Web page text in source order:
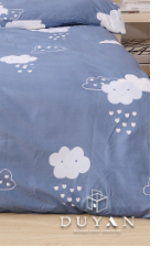
結算日後寄送繳費提
大直營門市／銀行轉
本公司）所提供，讓
店將買賣／分期付款
帳款。
商店將以您的個人
蒐集、處理及利用，
及更正。
userRule
「AFTEE先享後付」
。
，可透過四大超商／
成。
要取消訂單，請聯絡
需透過AFTEE先享
示為準，若有關於
繫「AFTEE先享後付
support/home